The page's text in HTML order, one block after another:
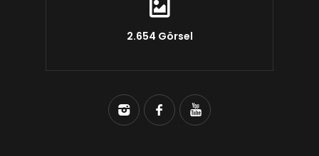
2.654 Görsel